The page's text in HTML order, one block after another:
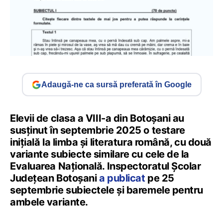
Adaugă-ne ca sursă preferată în Google
Elevii de clasa a VIII-a din Botoșani au
susținut în septembrie 2025 o testare
inițială la limba și literatura română, cu două
variante subiecte similare cu cele de la
Evaluarea Națională. Inspectoratul Școlar
Județean Botoșania publicat pe 25
septembrie subiectele și baremele pentru
ambele variante.